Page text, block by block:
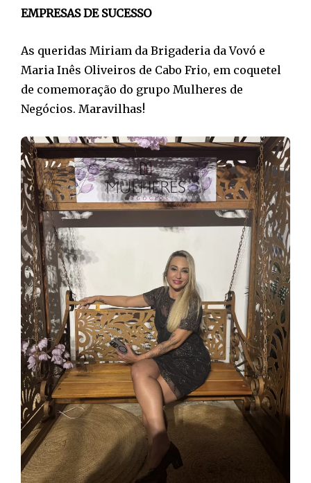
EMPRESAS DE SUCESSO
As queridas Miriam da Brigaderia da Vovó e
Maria Inês Oliveiros de Cabo Frio, em coquetel
de comemoração do grupo Mulheres de
Negócios. Maravilhas!